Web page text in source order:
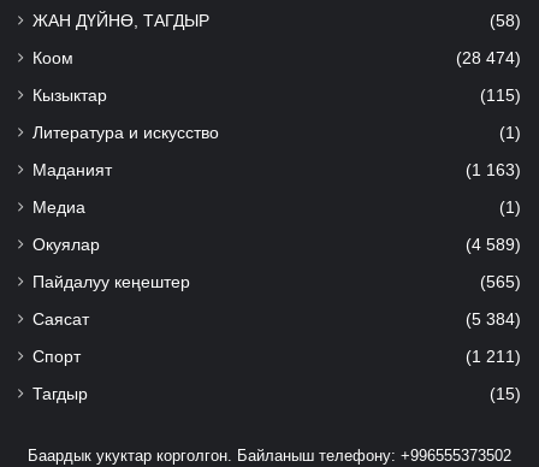
ЖАН ДҮЙНӨ, ТАГДЫР (58)
Коом (28 474)
Кызыктар (115)
Литература и искусство (1)
Маданият (1 163)
Медиа (1)
Окуялар (4 589)
Пайдалуу кеңештер (565)
Саясат (5 384)
Спорт (1 211)
Тагдыр (15)
Баардык укуктар корголгон. Байланыш телефону: +996555373502